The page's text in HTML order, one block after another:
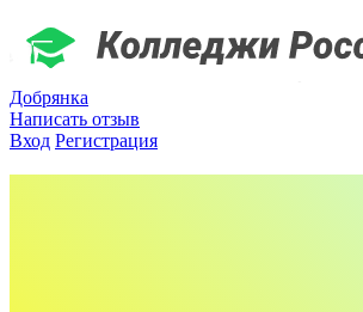
Добрянка
Написать отзыв
Вход Регистрация